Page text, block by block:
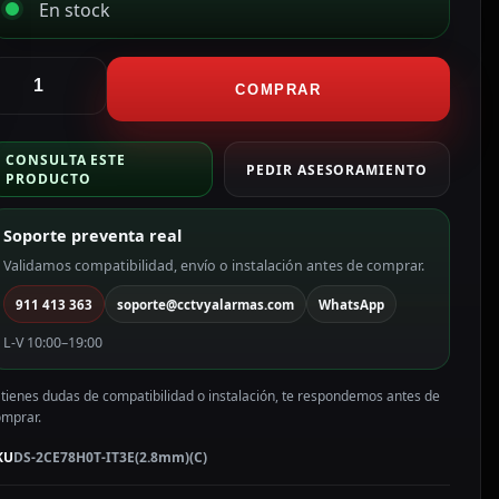
En stock
COMPRAR
CONSULTA ESTE
PRODUCTO
PEDIR ASESORAMIENTO
Soporte preventa real
Validamos compatibilidad, envío o instalación antes de comprar.
911 413 363 soporte@cctvyalarmas.com WhatsApp
L-V 10:00–19:00
dudas de compatibilidad o instalación, te respondemos antes de
DS-2CE78H0T-IT3E(2.8mm)(C)